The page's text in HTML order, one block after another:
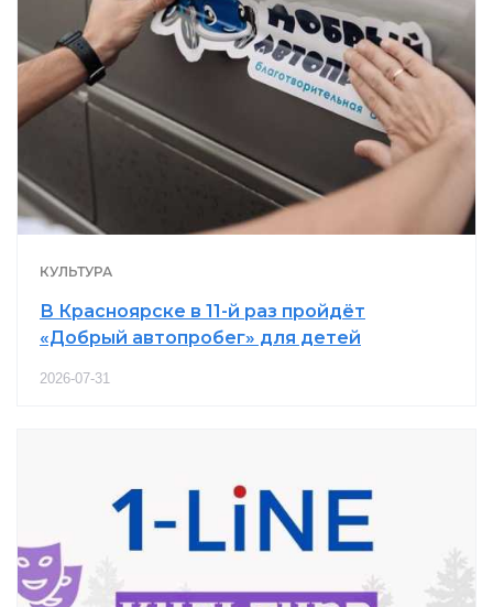
КУЛЬТУРА
В Красноярске в 11-й раз пройдёт
«Добрый автопробег» для детей
2026-07-31